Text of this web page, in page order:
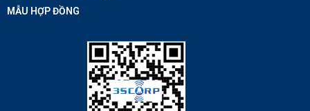
MẪU HỢP ĐỒNG